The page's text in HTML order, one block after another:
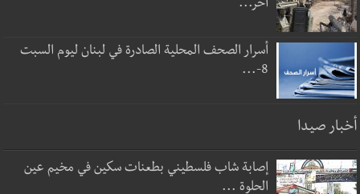
آخر...
أسرار الصحف المحلية الصادرة في لبنان ليوم السبت
8-...
أخبار صيدا
إصابة شاب فلسطيني بطعنات سكين في مخيم عين
الحلوة ...